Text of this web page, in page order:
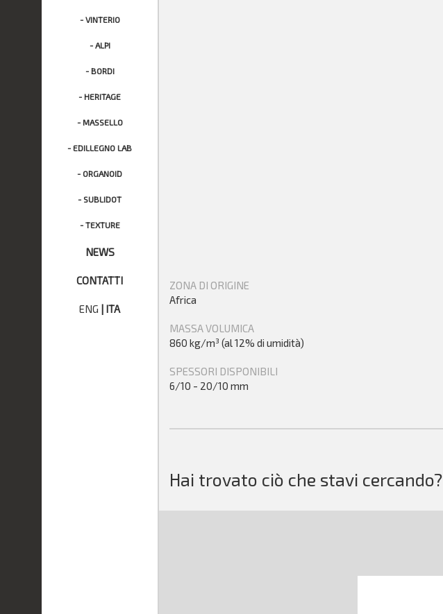
- VINTERIO
- ALPI
- BORDI
- HERITAGE
- MASSELLO
- EDILLEGNO LAB
- ORGANOID
- SUBLIDOT
- TEXTURE
NEWS
CONTATTI
ENG | ITA
ZONA DI ORIGINE
Africa
MASSA VOLUMICA
860 kg/m³ (al 12% di umidità)
SPESSORI DISPONIBILI
6/10 - 20/10 mm
Hai trovato ciò che stavi cercando?